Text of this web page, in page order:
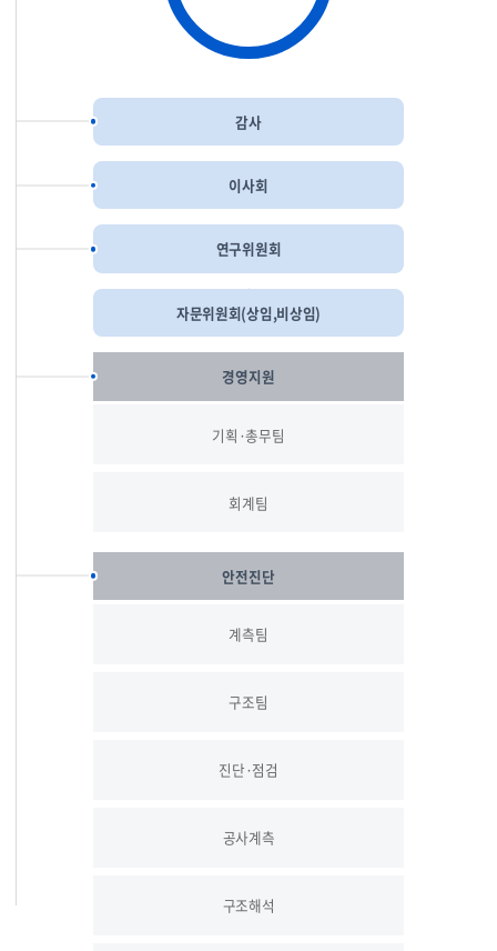
감사
이사회
연구위원회
자문위원회(상임,비상임)
경영지원
기획·총무팀
회계팀
안전진단
계측팀
구조팀
진단·점검
공사계측
구조해석